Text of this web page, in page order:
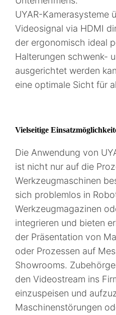
UYAR-Kamerasysteme
Videosignal via HDMI
der ergonomisch ideal
Halterungen schwenk-
ausgerichtet werden
eine optimale Sicht für
Vielseitige
Die Anwendung von
ist nicht nur auf die
Werkzeugmaschinen
sich problemlos in
Werkzeugmagazinen
integrieren und bieten
der Präsentation von
oder Prozessen auf
Showrooms.
den Videostream ins
einzuspeisen und
Maschinenstörungen